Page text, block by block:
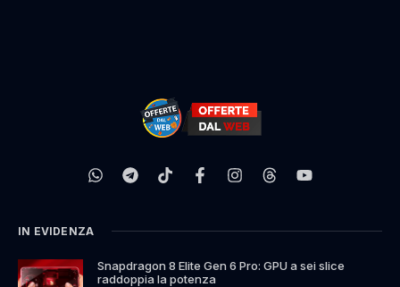
IN EVIDENZA
Snapdragon 8 Elite Gen 6 Pro: GPU a sei slice
raddoppia la potenza